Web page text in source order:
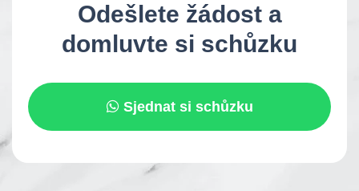
Odešlete žádost a
domluvte si schůzku
Sjednat si schůzku